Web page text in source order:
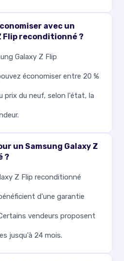
avec un
Flip reconditionné ?
Galaxy Z Flip
économiser entre 20 %
prix du neuf, selon l'état, la
un Samsung Galaxy Z
?
Z Flip reconditionné
d'une garantie
vendeurs proposent
jusqu'à 24 mois.